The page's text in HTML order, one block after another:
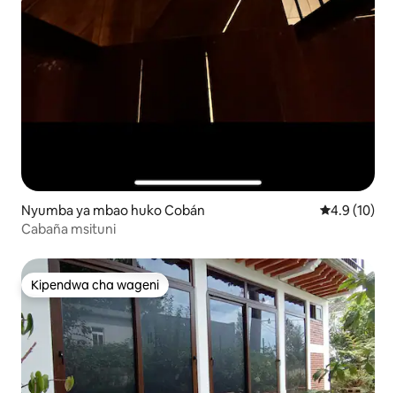
Nyumba ya mbao huko Cobán Ukadiriaji
4.9 (10)
Cabaña msituni
Kipendwa cha wageni
Kipendwa cha wageni